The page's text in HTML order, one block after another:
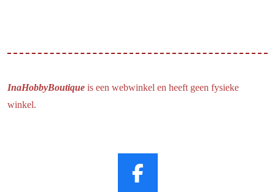
InaHobbyBoutique is een webwinkel en heeft geen fysieke
winkel.
F